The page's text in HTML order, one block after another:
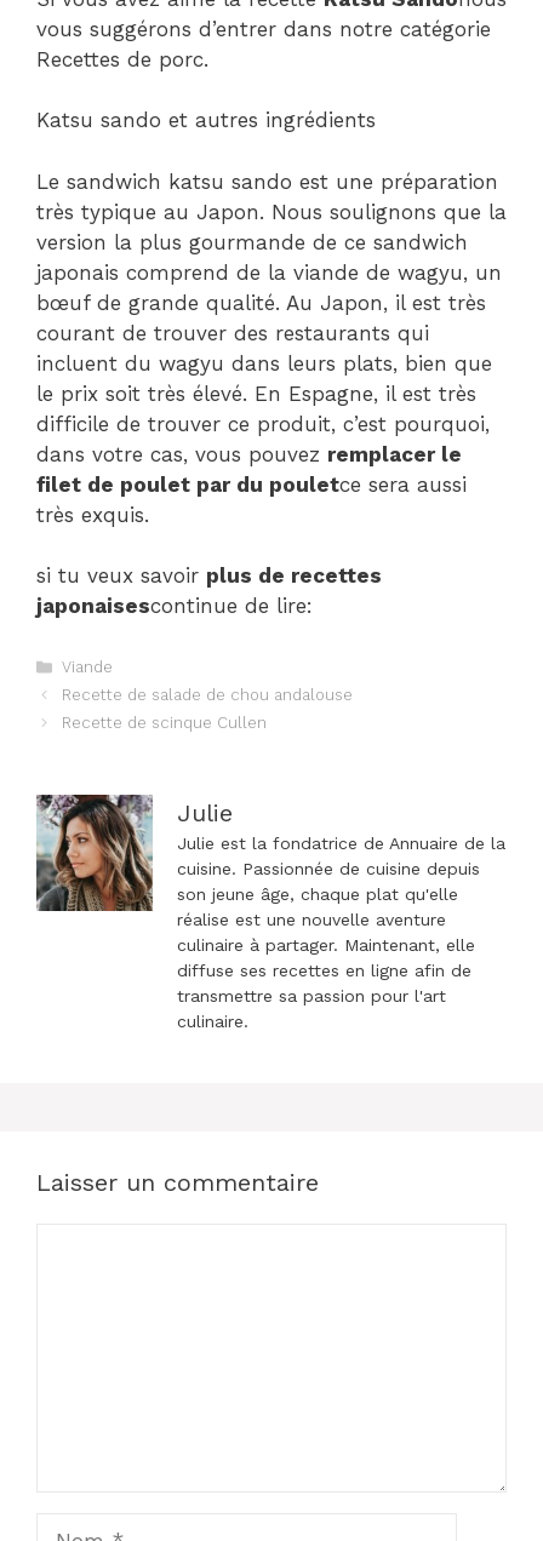
vous suggérons d’entrer dans notre catégorie
Recettes de porc.
Katsu sando et autres ingrédients
Le sandwich katsu sando est une préparation
très typique au Japon. Nous soulignons que la
version la plus gourmande de ce sandwich
japonais comprend de la viande de wagyu, un
bœuf de grande qualité. Au Japon, il est très
courant de trouver des restaurants qui
incluent du wagyu dans leurs plats, bien que
le prix soit très élevé. En Espagne, il est très
difficile de trouver ce produit, c’est pourquoi,
dans votre cas, vous pouvez remplacer le
filet de poulet par du pouletce sera aussi
très exquis.
si tu veux savoir plus de recettes
japonaisescontinue de lire:
Catégories
Viande
Navigation
des
Recette de salade de chou andalouse
Recette de scinque Cullen
Julie
Julie est la fondatrice de Annuaire de la
cuisine. Passionnée de cuisine depuis
son jeune âge, chaque plat qu'elle
réalise est une nouvelle aventure
culinaire à partager. Maintenant, elle
diffuse ses recettes en ligne afin de
transmettre sa passion pour l'art
culinaire.
Laisser un commentaire